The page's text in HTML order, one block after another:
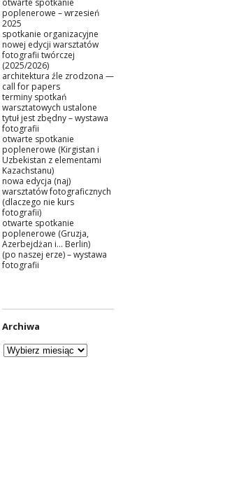
poplenerowe – wrzesień
2025
spotkanie organizacyjne
nowej edycji warsztatów
fotografii twórczej
(2025/2026)
architektura źle zrodzona —
call for papers
terminy spotkań
warsztatowych ustalone
tytuł jest zbędny – wystawa
fotografii
otwarte spotkanie
poplenerowe (Kirgistan i
Uzbekistan z elementami
Kazachstanu)
nowa edycja (naj)
warsztatów fotograficznych
(dlaczego nie kurs
fotografii)
otwarte spotkanie
poplenerowe (Gruzja,
Azerbejdżan i… Berlin)
(po naszej erze) – wystawa
fotografii
Archiwa